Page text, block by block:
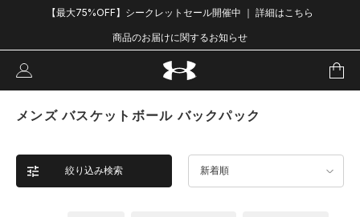
【最大75%OFF】シークレットセール開催中 ｜ 詳細はこちら
商品のお届けに関するお知らせ
メンズ バスケットボール バックパック
絞り込み検索 新着順